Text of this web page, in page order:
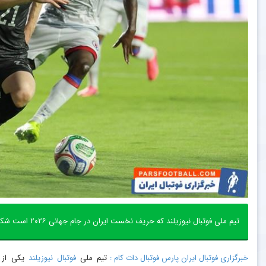
تیم ملی فوتبال نیوزیلند که حریف نخست ایران در جام جهانی ۲۰۲۶ است شکست سنگینی را برابر هائیتی تجربه کرد.
خبرگزاری فوتبال ایران پارس فوتبال دات کام : تیم ملیفوتبال نیوزیلند یکی